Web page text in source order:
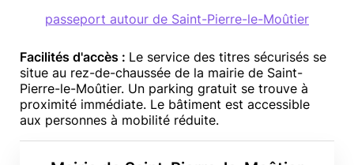
passeport autour de Saint-Pierre-le-Moûtier
Facilités d'accès : Le service des titres sécurisés se
situe au rez-de-chaussée de la mairie de Saint-
Pierre-le-Moûtier. Un parking gratuit se trouve à
proximité immédiate. Le bâtiment est accessible
aux personnes à mobilité réduite.